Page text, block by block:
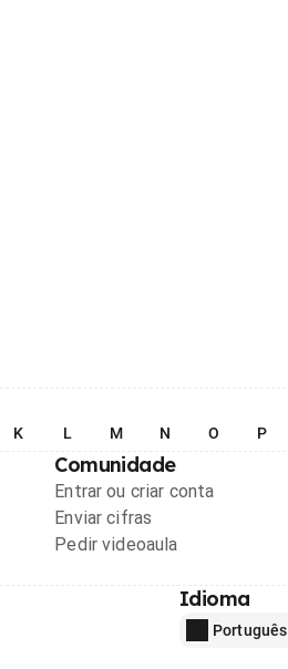
K L M N O P
Comunidade
Entrar ou criar conta
Enviar cifras
Pedir videoaula
Idioma
Português